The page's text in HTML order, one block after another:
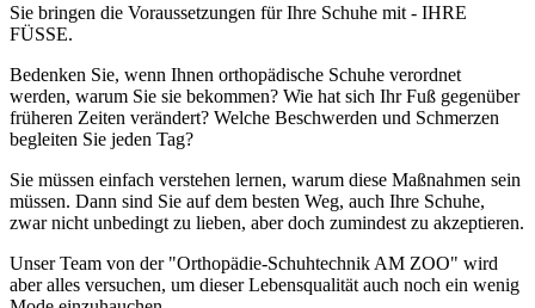
Sie bringen die Voraussetzungen für Ihre Schuhe mit - IHRE
FÜSSE.
Bedenken Sie, wenn Ihnen orthopädische Schuhe verordnet
werden, warum Sie sie bekommen? Wie hat sich Ihr Fuß gegenüber
früheren Zeiten verändert? Welche Beschwerden und Schmerzen
begleiten Sie jeden Tag?
Sie müssen einfach verstehen lernen, warum diese Maßnahmen sein
müssen. Dann sind Sie auf dem besten Weg, auch Ihre Schuhe,
zwar nicht unbedingt zu lieben, aber doch zumindest zu akzeptieren.
Unser Team von der "Orthopädie-Schuhtechnik AM ZOO" wird
aber alles versuchen, um dieser Lebensqualität auch noch ein wenig